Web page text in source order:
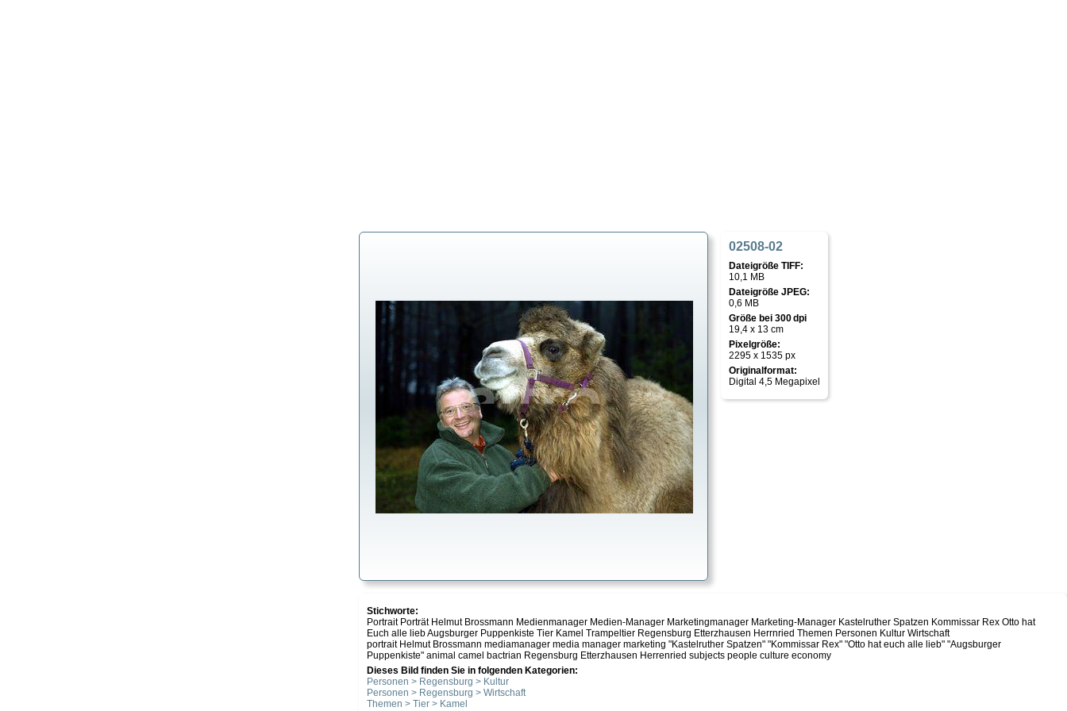
02508-02
Dateigröße TIFF:
10,1 MB
Dateigröße JPEG:
0,6 MB
Größe bei 300 dpi
19,4 x 13 cm
Pixelgröße:
2295 x 1535 px
Originalformat:
Digital 4,5 Megapixel
Stichworte:
Portrait Porträt Helmut Brossmann Medienmanager Medien-Manager Marketingmanager Marketing-Manager Kastelruther Spatzen Kommissar Rex Otto hat
Euch alle lieb Augsburger Puppenkiste Tier Kamel Trampeltier Regensburg Etterzhausen Herrnried Themen Personen Kultur Wirtschaft
portrait Helmut Brossmann mediamanager media manager marketing "Kastelruther Spatzen" "Kommissar Rex" "Otto hat euch alle lieb" "Augsburger
Puppenkiste" animal camel bactrian Regensburg Etterzhausen Herrenried subjects people culture economy
Dieses Bild finden Sie in folgenden Kategorien:
Personen > Regensburg > Kultur
Personen > Regensburg > Wirtschaft
Themen > Tier > Kamel